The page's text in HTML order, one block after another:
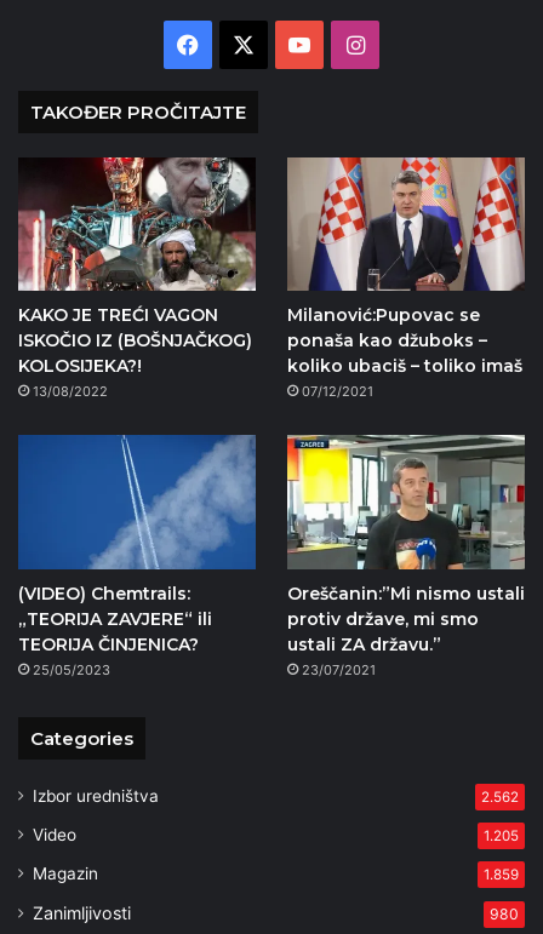
Facebook YouTubeInstagram
TAKOĐER PROČITAJTE
KAKO JE TREĆI VAGON
ISKOČIO IZ (BOŠNJAČKOG)
KOLOSIJEKA?!
13/08/2022
Milanović:Pupovac se
ponaša kao džuboks –
koliko ubaciš – toliko imaš
07/12/2021
(VIDEO) Chemtrails:
„TEORIJA ZAVJERE“ ili
TEORIJA ČINJENICA?
25/05/2023
Oreščanin:”Mi nismo ustali
protiv države, mi smo
ustali ZA državu.”
23/07/2021
Categories
Izbor uredništva 2.562
Video 1.205
Magazin 1.859
Zanimljivosti 980